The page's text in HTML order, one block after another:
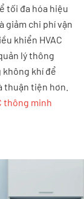
tối đa hóa hiệu
giảm chi phí vận
khiển HVAC
lý thông
không khí để
thuận tiện hơn.
thông minh